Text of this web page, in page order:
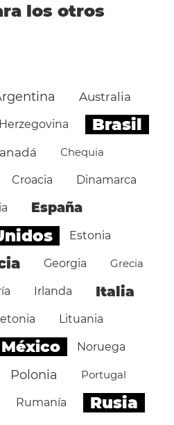
los otros
Australia
Brasil
Chequia
Croacia Dinamarca
España
Estonia
Georgia Grecia
Irlanda Italia
Lituania
México Noruega
Polonia Portugal
Rumanía Rusia